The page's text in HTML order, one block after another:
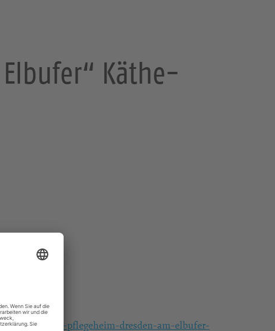
Käthe-
gottesdienst-pflegeheim-dresden-am-elbufer-